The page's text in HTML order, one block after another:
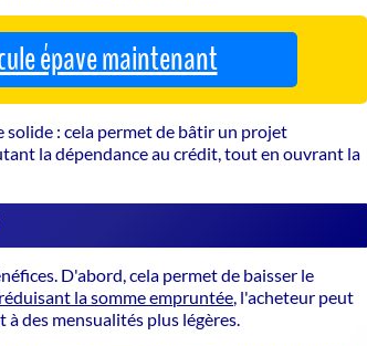
épave maintenant
: cela permet de bâtir un projet
la dépendance au crédit, tout en ouvrant la
D'abord, cela permet de baisser le
la somme empruntée, l'acheteur peut
des mensualités plus légères.